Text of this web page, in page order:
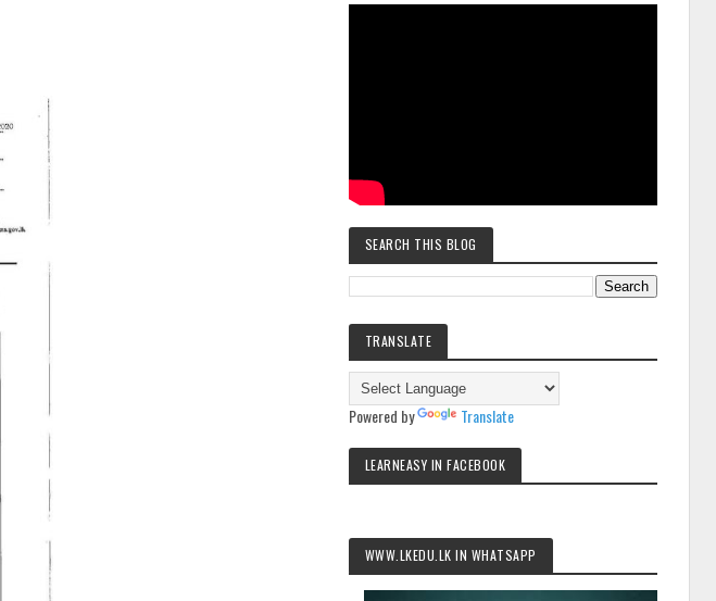
SEARCH THIS BLOG
TRANSLATE
Powered by Translate
LEARNEASY IN FACEBOOK
WWW.LKEDU.LK IN WHATSAPP